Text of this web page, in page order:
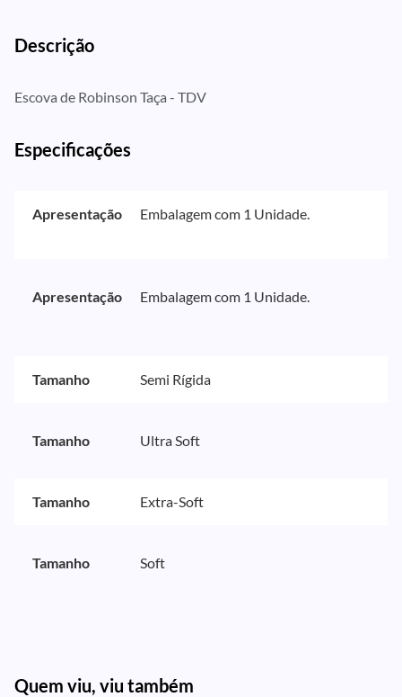
Descrição
Escova de Robinson Taça - TDV
Especificações
Apresentação Embalagem com 1 Unidade.
Apresentação Embalagem com 1 Unidade.
Tamanho Semi Rígida
Tamanho Ultra Soft
Tamanho Extra-Soft
Tamanho Soft
Quem viu, viu também